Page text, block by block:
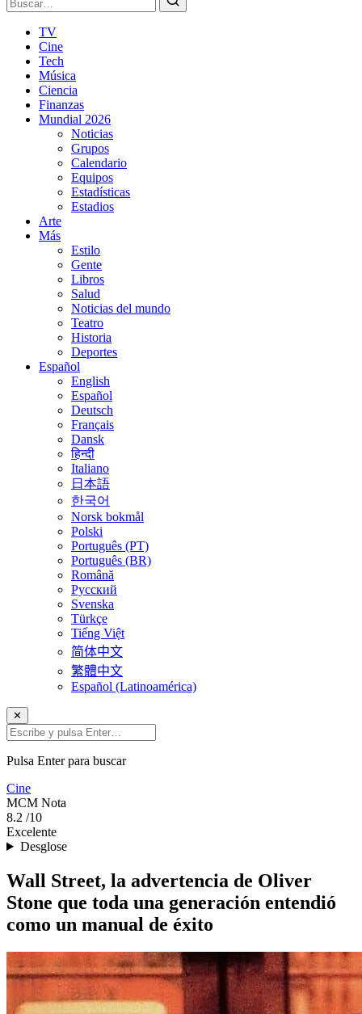
TV
Cine
Tech
Música
Ciencia
Finanzas
Mundial 2026
Noticias
Grupos
Calendario
Equipos
Estadísticas
Estadios
Arte
Más
Estilo
Gente
Libros
Salud
Noticias del mundo
Teatro
Historia
Deportes
Español
English
Español
Deutsch
Français
Dansk
हिन्दी
Italiano
日本語
한국어
Norsk bokmål
Polski
Português (PT)
Português (BR)
Română
Русский
Svenska
Türkçe
Tiếng Việt
简体中文
繁體中文
Español (Latinoamérica)
✕
Pulsa Enter para buscar
Cine
MCM Nota
8.2 /10
Excelente
Desglose
Wall Street, la advertencia de Oliver
Stone que toda una generación entendió
como un manual de éxito